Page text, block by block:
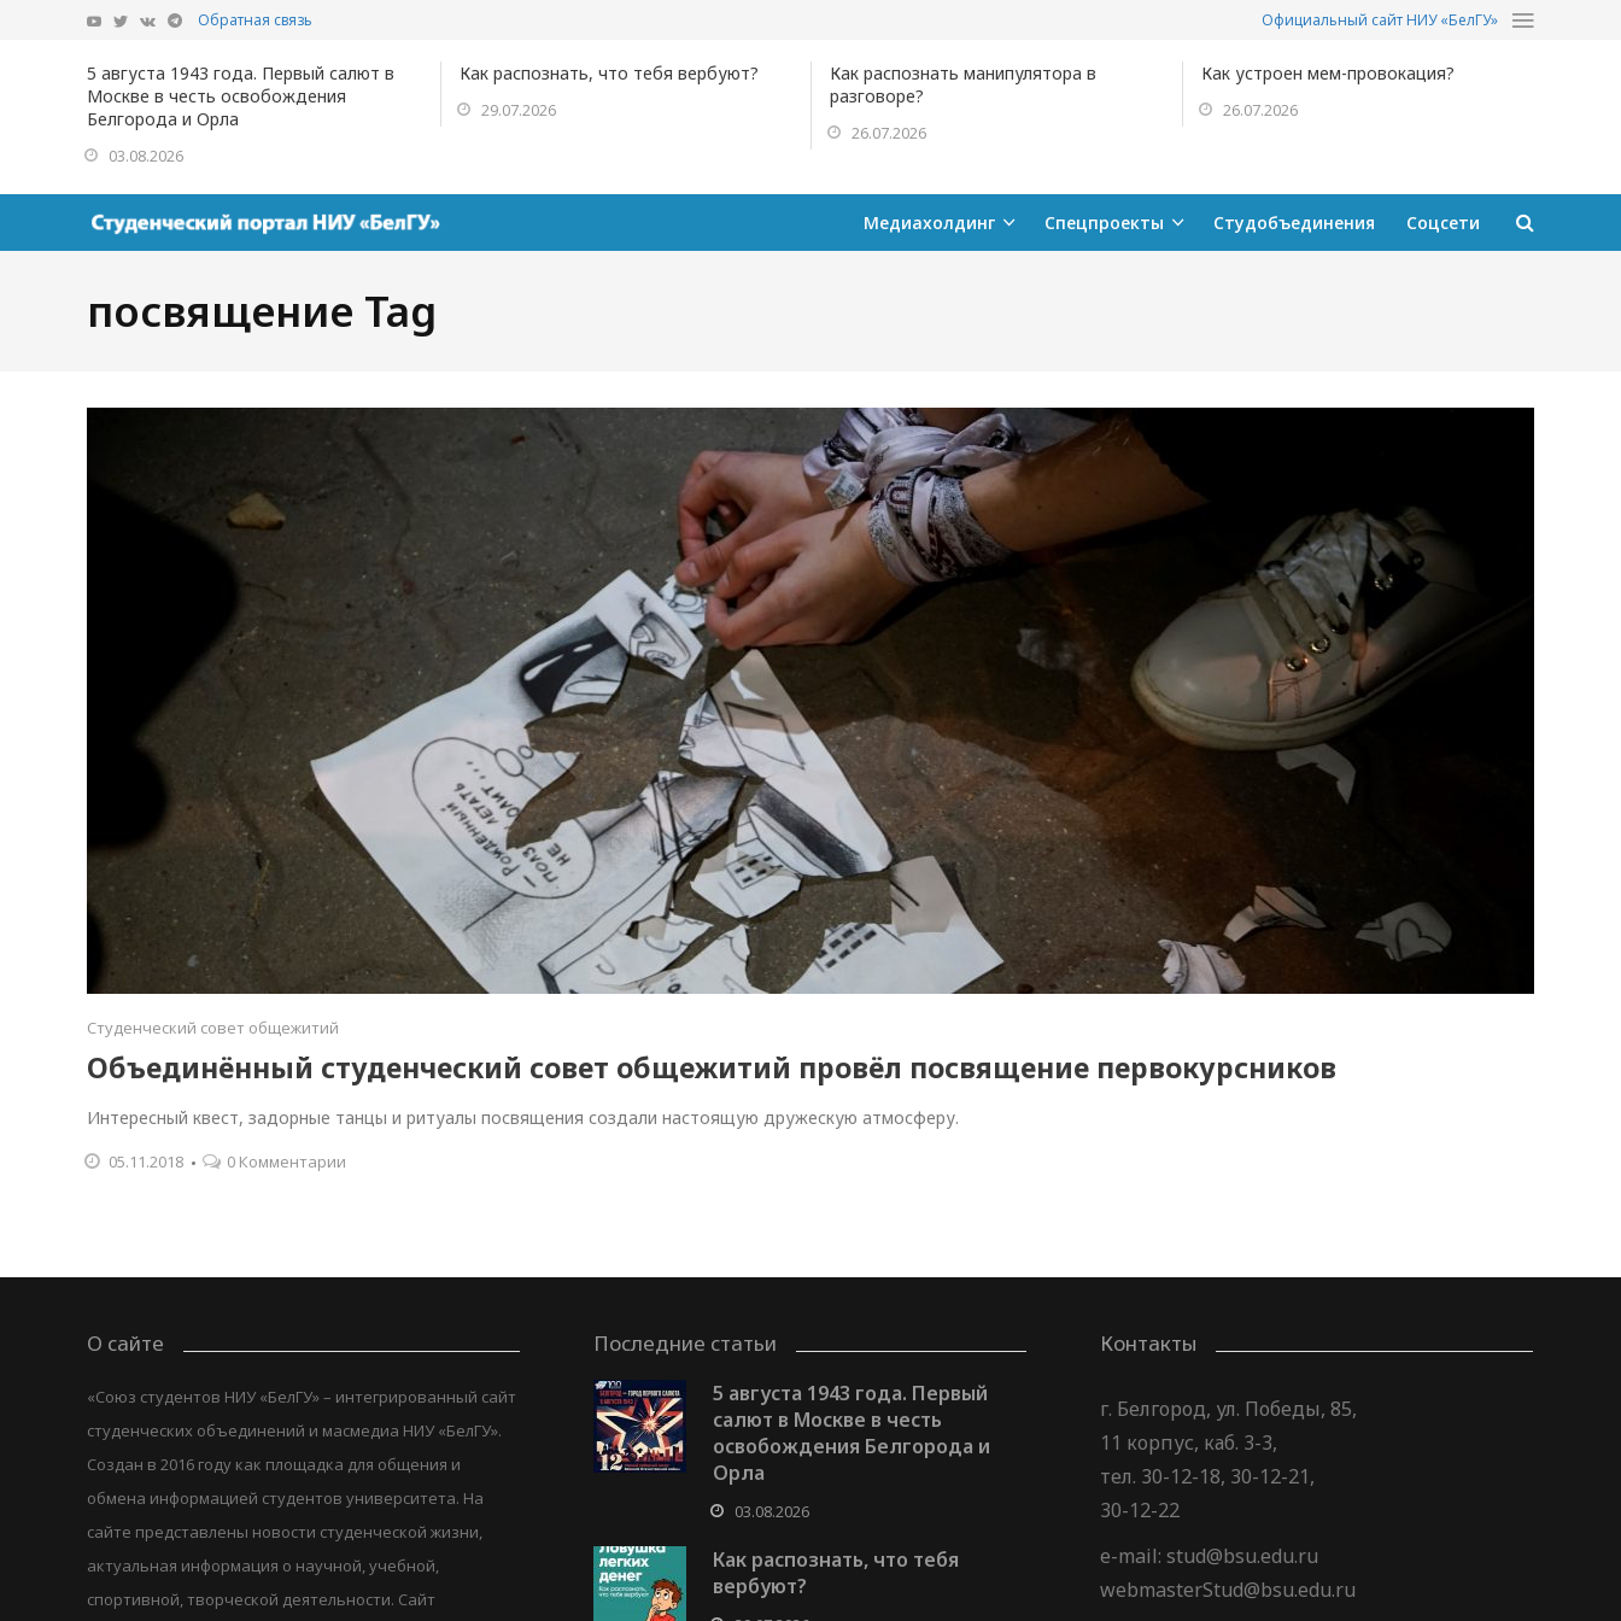
Обратная связь Официальный сайт НИУ «БелГУ»
5 августа 1943 года. Первый салют в
Москве в честь освобождения
Белгорода и Орла
03.08.2026
Как распознать, что тебя вербуют?
29.07.2026
Как распознать манипулятора в
разговоре?
26.07.2026
Как устроен мем-провокация?
26.07.2026
Медиахолдинг Спецпроекты Студобъединения Соцсети
посвящение Tag
Студенческий совет общежитий
Объединённый студенческий совет общежитий провёл посвящение первокурсников
Интересный квест, задорные танцы и ритуалы посвящения создали настоящую дружескую атмосферу.
05.11.2018 0 Комментарии
О сайте
«Союз студентов НИУ «БелГУ» – интегрированный сайт
студенческих объединений и масмедиа НИУ «БелГУ».
Создан в 2016 году как площадка для общения и
обмена информацией студентов университета. На
сайте представлены новости студенческой жизни,
актуальная информация о научной, учебной,
спортивной, творческой деятельности. Сайт
Последние статьи
5 августа 1943 года. Первый
салют в Москве в честь
освобождения Белгорода и
Орла
03.08.2026
Как распознать, что тебя
вербуют?
Контакты
г. Белгород, ул. Победы, 85,
11 корпус, каб. 3-3,
тел. 30-12-18, 30-12-21,
30-12-22
e-mail: stud@bsu.edu.ru
webmasterStud@bsu.edu.ru